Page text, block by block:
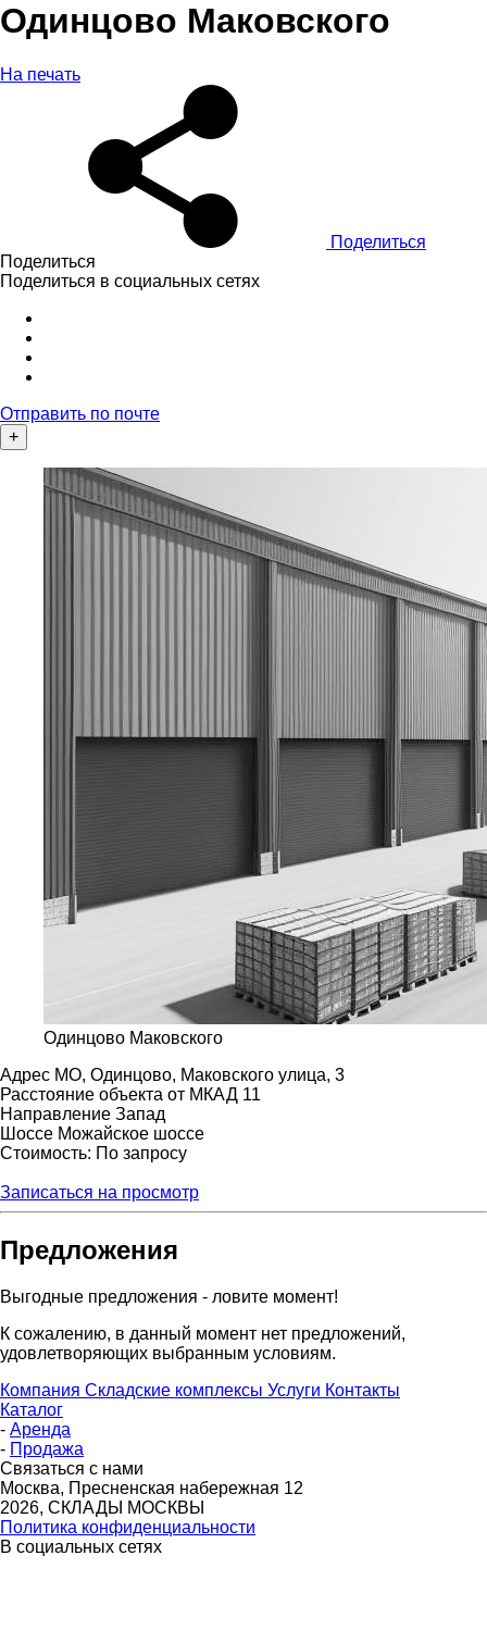
Одинцово Маковского
На печать
Поделиться
Поделиться
Поделиться в социальных сетях
Отправить по почте
+
Одинцово Маковского
Адрес МО, Одинцово, Маковского улица, 3
Расстояние объекта от МКАД 11
Направление Запад
Шоссе Можайское шоссе
Стоимость: По запросу
Записаться на просмотр
Предложения
Выгодные предложения - ловите момент!
К сожалению, в данный момент нет предложений,
удовлетворяющих выбранным условиям.
Компания Складские комплексы Услуги Контакты
Каталог
- Аренда
- Продажа
Связаться с нами
Москва, Пресненская набережная 12
2026, СКЛАДЫ МОСКВЫ
Политика конфиденциальности
В социальных сетях